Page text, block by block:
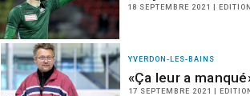
18 SEPTEMBRE 2021 |
YVERDON-LES-BAINS
«Ça leur a
17 SEPTEMBRE 2021 |